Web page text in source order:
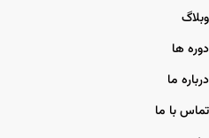
وبلاگ
دوره ها
درباره ما
تماس با ما